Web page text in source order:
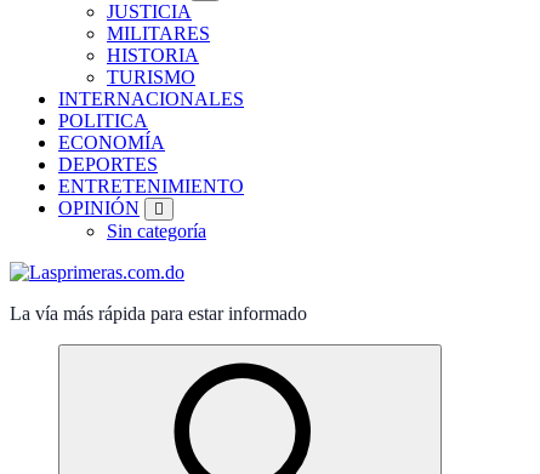
JUSTICIA
MILITARES
HISTORIA
TURISMO
INTERNACIONALES
POLITICA
ECONOMÍA
DEPORTES
ENTRETENIMIENTO
OPINIÓN
Sin categoría
La vía más rápida para estar informado